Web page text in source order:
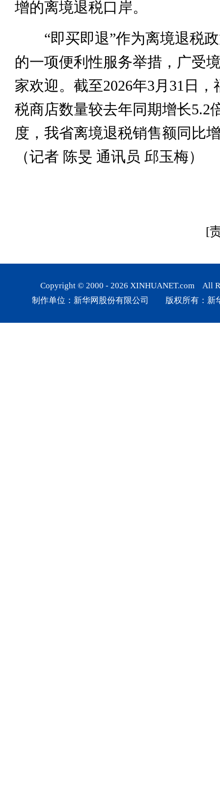
增的离境退税口岸。
“即买即退”作为离境退税政
的一项便利性服务举措，广受
家欢迎。截至2026年3月31日，
税商店数量较去年同期增长5.2
度，我省离境退税销售额同比
（记者 陈旻 通讯员 邱玉梅）
[
Copyright © 2000 - 2026 XINHUANET.com All
制作单位：新华网股份有限公司 版权所有：新